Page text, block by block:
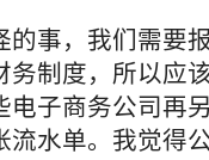
事，我们需要
务制度，所以应
电子商务公司再
流水单。我觉得